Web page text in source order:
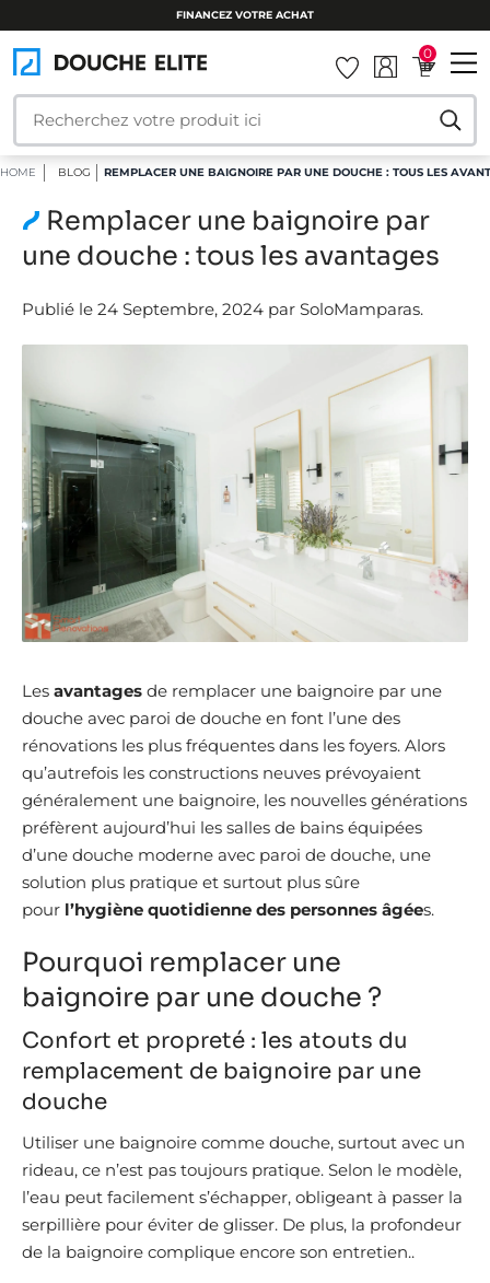
FINANCEZ VOTRE ACHAT
0
HOME BLOG REMPLACER UNE BAIGNOIRE PAR UNE DOUCHE : TOUS LES
Remplacer une baignoire par
une douche : tous les avantages
Publié le 24 Septembre, 2024 par SoloMamparas.
Les avantages de remplacer une baignoire par une
douche avec paroi de douche en font l’une des
rénovations les plus fréquentes dans les foyers. Alors
qu’autrefois les constructions neuves prévoyaient
généralement une baignoire, les nouvelles générations
préfèrent aujourd’hui les salles de bains équipées
d’une douche moderne avec paroi de douche, une
solution plus pratique et surtout plus sûre
pour l’hygiène quotidienne des personnes âgées.
Pourquoi remplacer une
baignoire par une douche ?
Confort et propreté : les atouts du
remplacement de baignoire par une
douche
Utiliser une baignoire comme douche, surtout avec un
rideau, ce n’est pas toujours pratique. Selon le modèle,
l’eau peut facilement s’échapper, obligeant à passer la
serpillière pour éviter de glisser. De plus, la profondeur
de la baignoire complique encore son entretien..